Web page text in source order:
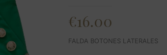
€16.00
FALDA BOTONES LATERALES